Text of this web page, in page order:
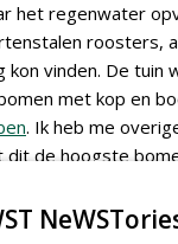
het regenwater
roosters,
vinden. De tuin
met kop en
. Ik heb me
dit de hoogste
aan deze